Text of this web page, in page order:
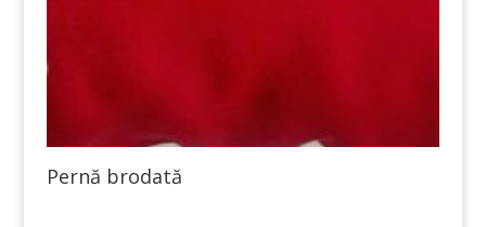
Pernă brodată